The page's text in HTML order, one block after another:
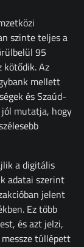
szinte teljes a
95
kötődik. Az
mellett
és Szaúd-
mutatja, hogy
a digitális
adatai szerint
jelent
Ez több
és azt jelzi,
túllépett